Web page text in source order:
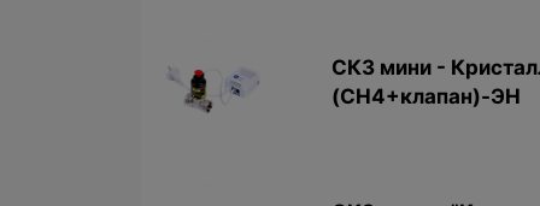
СКЗ мини -
(CH4+клапан)-ЭН